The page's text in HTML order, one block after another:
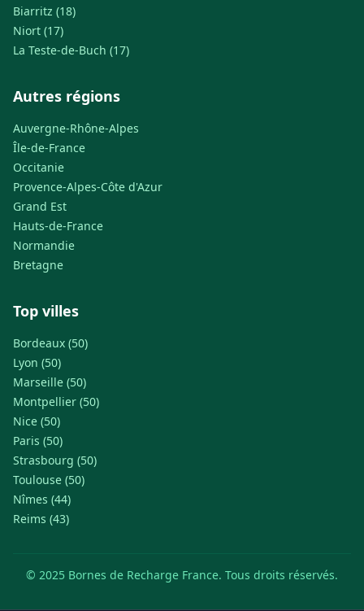
Biarritz (18)
Niort (17)
La Teste-de-Buch (17)
Autres régions
Auvergne-Rhône-Alpes
Île-de-France
Occitanie
Provence-Alpes-Côte d'Azur
Grand Est
Hauts-de-France
Normandie
Bretagne
Top villes
Bordeaux (50)
Lyon (50)
Marseille (50)
Montpellier (50)
Nice (50)
Paris (50)
Strasbourg (50)
Toulouse (50)
Nîmes (44)
Reims (43)
© 2025 Bornes de Recharge France. Tous droits réservés.